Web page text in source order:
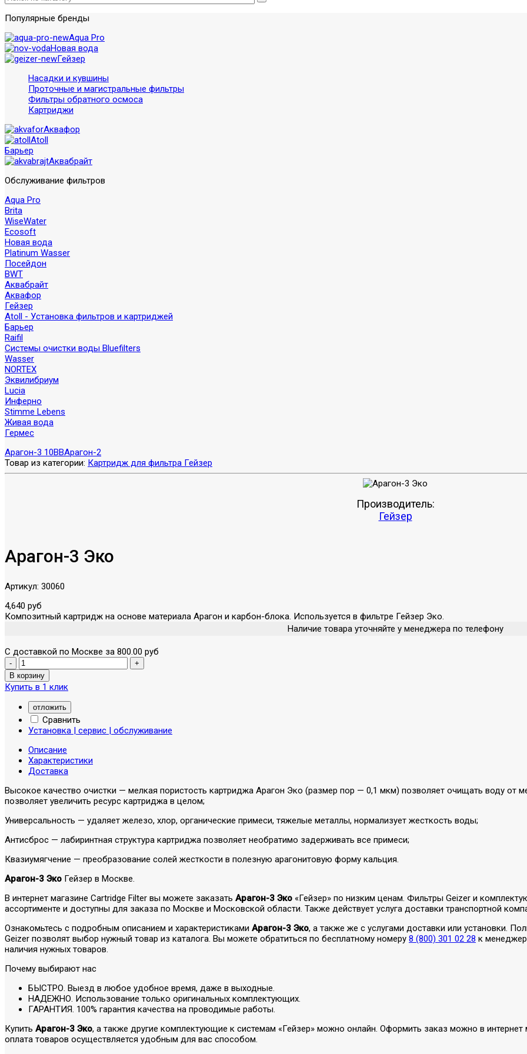
Популярные бренды
Aqua Pro
Новая вода
Гейзер
Насадки и кувшины
Проточные и магистральные фильтры
Фильтры обратного осмоса
Картриджи
Аквафор
Atoll
Барьер
Аквабрайт
Обслуживание фильтров
Aqua Pro
Brita
WiseWater
Ecosoft
Новая вода
Platinum Wasser
Посейдон
BWT
Аквабрайт
Аквафор
Гейзер
Atoll - Установка фильтров и картриджей
Барьер
Raifil
Системы очистки воды Bluefilters
Wasser
NORTEX
Эквилибриум
Lucia
Инферно
Stimme Lebens
Живая вода
Гермес
Арагон-3 10ВВАрагон-2
Товар из категории: Картридж для фильтра Гейзер
Производитель:
Гейзер
Арагон-3 Эко
Артикул: 30060
4,640 руб
Композитный картридж на основе материала Арагон и карбон-блока. Используется в фильтре Гейзер Эко.
Наличие товара уточняйте у менеджера по телефону
С доставкой по Москве за 800.00 руб
Купить в 1 клик
отложить
Сравнить
Установка | сервис | обслуживание
Описание
Характеристики
Доставка
Высокое качество очистки — мелкая пористость картриджа Арагон Эко (размер пор — 0,1 мкм) позволяет очищать воду от
позволяет увеличить ресурс картриджа в целом;
Универсальность — удаляет железо, хлор, органические примеси, тяжелые металлы, нормализует жесткость воды;
Антисброс — лабиринтная структура картриджа позволяет необратимо задерживать все примеси;
Квазиумягчение — преобразование солей жесткости в полезную арагонитовую форму кальция.
Арагон-3 Эко Гейзер в Москве.
В интернет магазине Cartridge Filter вы можете заказать Арагон-3 Эко «Гейзер» по низким ценам. Фильтры Geizer и
ассортименте и доступны для заказа по Москве и Московской области. Также действует услуга доставки транспортной
Ознакомьтесь с подробным описанием и характеристиками Арагон-3 Эко, а также же с услугами доставки или установки.
Geizer позволят выбор нужный товар из каталога. Вы можете обратиться по бесплатному номеру 8 (800) 301 02 28 к
наличия нужных товаров.
Почему выбирают нас
БЫСТРО. Выезд в любое удобное время, даже в выходные.
НАДЕЖНО. Использование только оригинальных комплектующих.
ГАРАНТИЯ. 100% гарантия качества на проводимые работы.
Купить Арагон-3 Эко, а также другие комплектующие к системам «Гейзер» можно онлайн. Оформить заказ можно в интернет
оплата товаров осуществляется удобным для вас способом.